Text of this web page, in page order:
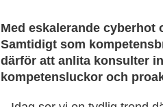
Med eskalerande cyberhot
Samtidigt som
därför att anlita konsulter
kompetensluckor och